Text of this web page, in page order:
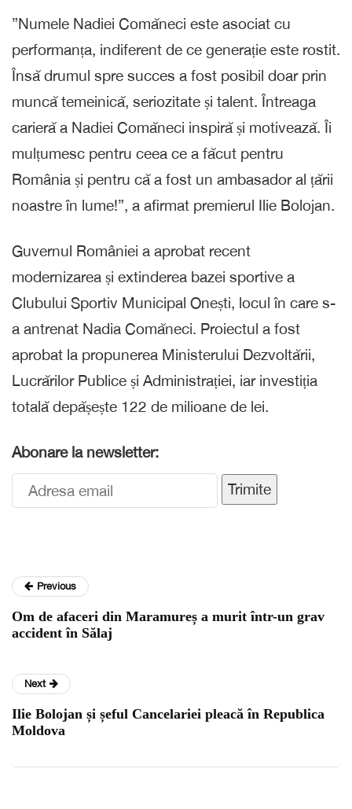
”Numele Nadiei Comăneci este asociat cu
performanța, indiferent de ce generație este rostit.
Însă drumul spre succes a fost posibil doar prin
muncă temeinică, seriozitate și talent. Întreaga
carieră a Nadiei Comăneci inspiră și motivează. Îi
mulțumesc pentru ceea ce a făcut pentru
România și pentru că a fost un ambasador al țării
noastre în lume!”, a afirmat premierul Ilie Bolojan.
Guvernul României a aprobat recent
modernizarea și extinderea bazei sportive a
Clubului Sportiv Municipal Onești, locul în care s-
a antrenat Nadia Comăneci. Proiectul a fost
aprobat la propunerea Ministerului Dezvoltării,
Lucrărilor Publice și Administrației, iar investiția
totală depășește 122 de milioane de lei.
Abonare la newsletter:
Trimite
Previous
Om de afaceri din Maramureș a murit într-un grav
accident în Sălaj
Next
Ilie Bolojan și șeful Cancelariei pleacă în Republica
Moldova